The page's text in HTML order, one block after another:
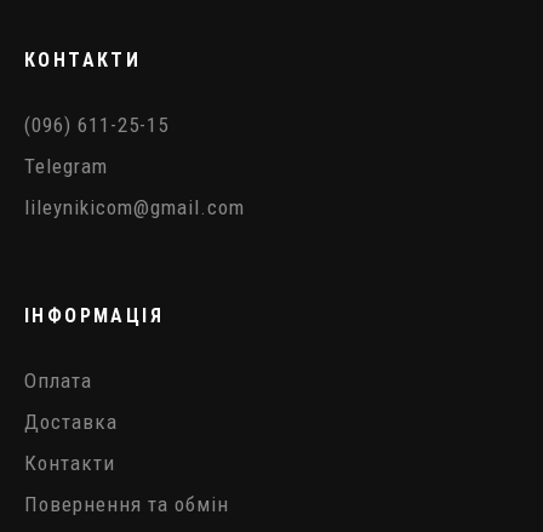
КОНТАКТИ
(096) 611-25-15
Telegram
lileynikicom@gmail.com
ІНФОРМАЦІЯ
Оплата
Доставка
Контакти
Повернення та обмін